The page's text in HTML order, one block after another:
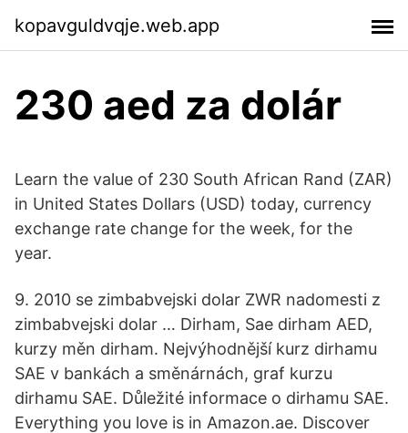
kopavguldvqje.web.app
230 aed za dolár
Learn the value of 230 South African Rand (ZAR)
in United States Dollars (USD) today, currency
exchange rate change for the week, for the
year.
9. 2010 se zimbabvejski dolar ZWR nadomesti z
zimbabvejski dolar … Dirham, Sae dirham AED,
kurzy měn dirham. Nejvýhodnější kurz dirhamu
SAE v bankách a směnárnách, graf kurzu
dirhamu SAE. Důležité informace o dirhamu SAE.
Everything you love is in Amazon.ae. Discover